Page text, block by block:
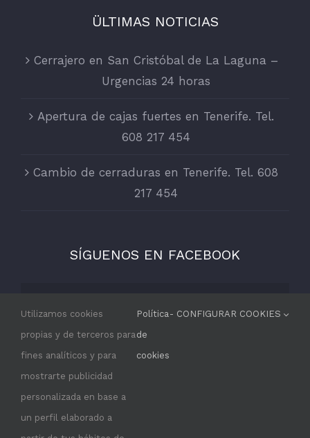
ÜLTIMAS NOTICIAS
Cerrajero en San Cristóbal de La Laguna –
Urgencias 24 horas
Apertura de cajas fuertes en Tenerife. Tel.
608 217 454
Cambio de cerraduras en Tenerife. Tel. 608
217 454
SÍGUENOS EN FACEBOOK
Por razones de privacidad Facebook
necesita tu permiso para cargarse.
Utilizamos cookies
propias y de terceros para
fines analíticos y para
mostrarte publicidad
personalizada en base a
un perfil elaborado a
Política
de
cookies
- CONFIGURAR COOKIES